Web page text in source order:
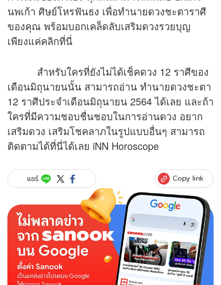
นพเก้า ศิษย์โหรฟันธง เพื่อทำนายดวงชะตาราศี
ของคุณ พร้อมบอกเคล็ดลับเสริมดวงรวยบุญ
เพียงแค่คลิกที่นี่
สำหรับใครที่ยังไม่ได้เช็คดวง 12 ราศีของ
เดือนมิถุนายนนั้น สามารถอ่าน ทำนายดวงชะตา
12 ราศีประจำเดือนมิถุนายน 2564 ได้เลย และถ้า
ใครที่มีความชอบชื่นชอบในการอ่านดวง อยาก
เสริมดวง เสริมโชคลาภในรูปแบบอื่นๆ สามารถ
ติดตามได้ที่นี่ได้เลย iNN Horoscope
แชร์ Copy link